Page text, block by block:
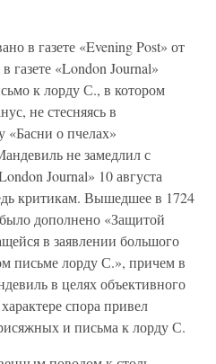
в газете «Evening Post» от
газете «London Journal»
к лорду С., в котором
не стесняясь в
«Басни о пчелах»
не замедлил с
Journal» 10 августа
критикам. Вышедшее в 1724
дополнено «Защитой
в заявлении большого
письме лорду С.», причем в
в целях объективного
спора привел
и письма к лорду С.